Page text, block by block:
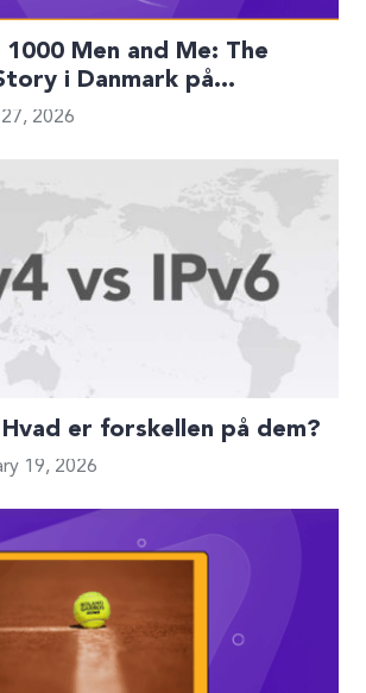
1000 Men and Me: The
i Danmark på…
2026
Hvad er forskellen på dem?
19, 2026